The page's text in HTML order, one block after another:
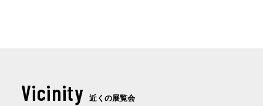
Vicinity 近くの展覧会